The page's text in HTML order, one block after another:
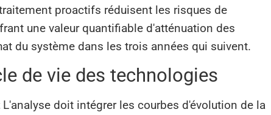
proactifs réduisent les risques de
une valeur quantifiable d'atténuation des
du système dans les trois années qui suivent.
de vie des technologies
L'analyse doit intégrer les courbes d'évolution de la